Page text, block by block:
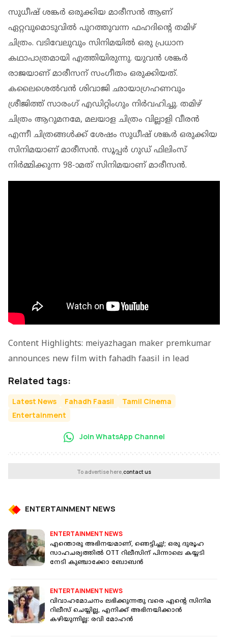
സുധീഷ് ശങ്കർ ഒരുക്കിയ മാരീസൻ ആണ്
ഏറ്റവുമൊടുവിൽ പുറത്തുവന്ന ഫഹദിന്റെ തമിഴ്
ചിത്രം. വടിവേലുവും സിനിമയിൽ ഒരു പ്രധാന
കഥാപാത്രമായി എത്തിയിരുന്നു. യുവന്‍ ശങ്കര്‍
രാജയാണ് മാരീസന് സംഗീതം ഒരുക്കിയത്.
കലൈശെല്‍വന്‍ ശിവാജി ഛായാഗ്രഹണവും
ശ്രീജിത്ത് സാരംഗ് എഡിറ്റിംഗും നിർവഹിച്ചു. തമിഴ്
ചിത്രം ആറുമനമേ, മലയാള ചിത്രം വില്ലാളി വീരന്‍
എന്നീ ചിത്രങ്ങള്‍ക്ക് ശേഷം സുധീഷ് ശങ്കർ ഒരുക്കിയ
സിനിമയാണ് മാരീസൻ. സൂപ്പര്‍ ഗുഡ് ഫിലിംസ്
നിര്‍മ്മിക്കുന്ന 98-ാമത് സിനിമയാണ് മാരീസൻ.
Content Highlights: meiyazhagan maker premkumar
announces new film with fahadh faasil in lead
Related tags:
Latest News Fahadh Faasil
Tamil Cinema
Entertainment
Join WhatsApp Channel
To advertise here,contact us
ENTERTAINMENT NEWS
ENTERTAINMENT NEWS
എന്തൊരു അഭിനയമാണ്, ഞെട്ടിച്ചു!; ഒരു ദുരൂഹ
സാഹചര്യത്തിൽ OTT റിലീസിന് പിന്നാലെ കയ്യടി
നേടി കുഞ്ചാക്കോ ബോബൻ
ENTERTAINMENT NEWS
വിവാഹമോചനം ലഭിക്കുന്നതു വരെ എന്റെ സിനിമ
റിലീസ് ചെയ്യില്ല, എനിക്ക് അഭിനയിക്കാൻ
കഴിയുന്നില്ല: രവി മോഹൻ